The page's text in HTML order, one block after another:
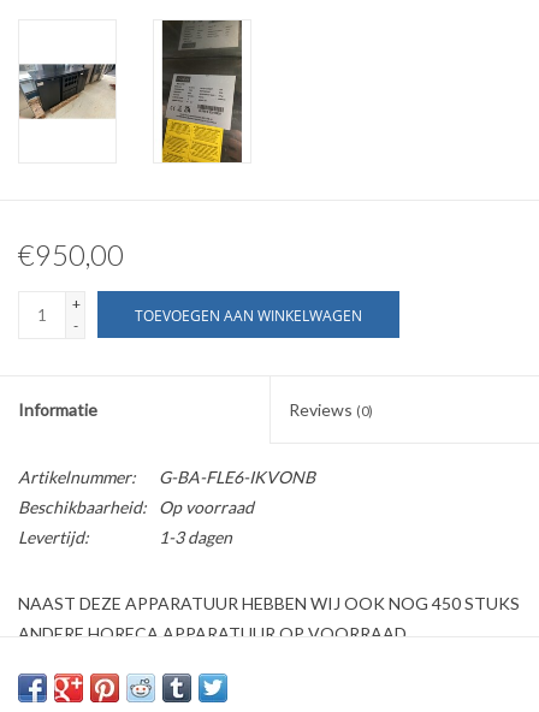
€950,00
+
-
TOEVOEGEN AAN WINKELWAGEN
Informatie Reviews (0)
Artikelnummer:
G-BA-FLE6-IKVONB
Beschikbaarheid:
Op voorraad
Levertijd:
1-3 dagen
NAAST DEZE APPARATUUR HEBBEN WIJ OOK NOG 450 STUKS
ANDERE HORECA APPARATUUR OP VOORRAAD
Kijk ook op onze website horecaprofessionalcenter punt nl, om
direct te kunnen bestellen.